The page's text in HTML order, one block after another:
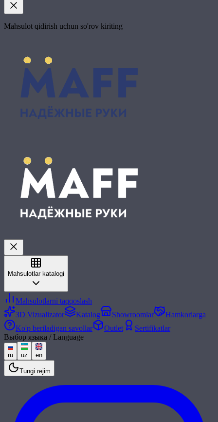
Mahsulot qidirish uchun so'rov kiriting
Mahsulotlar katalogi
Mahsulotlarni taqqoslash
3D Vizualizator
Katalog Showroomlar
Hamkorlarga
Ko'p beriladigan savollar
Outlet
Sertifikatlar
Выбор языка / Language
ru uz en
Tungi rejim